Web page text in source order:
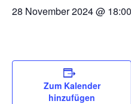
28 November 2024 @ 18:00
Zum Kalender
hinzufügen